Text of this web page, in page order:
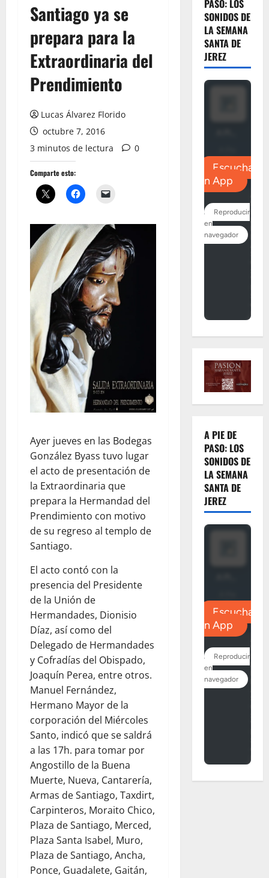
Santiago ya se
prepara para la
Extraordinaria del
Prendimiento
Lucas Álvarez Florido
octubre 7, 2016
3 minutos de lectura
0
Comparte esto:
Ayer jueves en las Bodegas
González Byass tuvo lugar
el acto de presentación de
la Extraordinaria que
prepara la Hermandad del
Prendimiento con motivo
de su regreso al templo de
Santiago.
El acto contó con la
presencia del Presidente
de la Unión de
Hermandades, Dionisio
Díaz, así como del
Delegado de Hermandades
y Cofradías del Obispado,
Joaquín Perea, entre otros.
Manuel Fernández,
Hermano Mayor de la
corporación del Miércoles
Santo, indicó que se saldrá
a las 17h. para tomar por
Angostillo de la Buena
Muerte, Nueva, Cantarería,
Armas de Santiago, Taxdirt,
Carpinteros, Moraito Chico,
Plaza de Santiago, Merced,
Plaza Santa Isabel, Muro,
Plaza de Santiago, Ancha,
Ponce, Guadalete, Gaitán,
PASO: LOS
SONIDOS DE
LA SEMANA
SANTA DE
JEREZ
A PIE DE
PASO: LOS
SONIDOS DE
LA SEMANA
SANTA DE
JEREZ